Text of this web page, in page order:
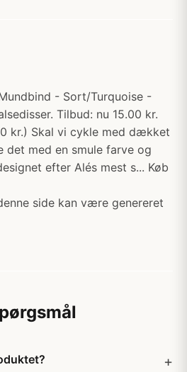
- Sort/Turquoise -
Tilbud: nu 15.00 kr.
kr.) Skal vi cykle med dækket
det med en smule farve og
efter Alés mest s... Køb
side kan være genereret